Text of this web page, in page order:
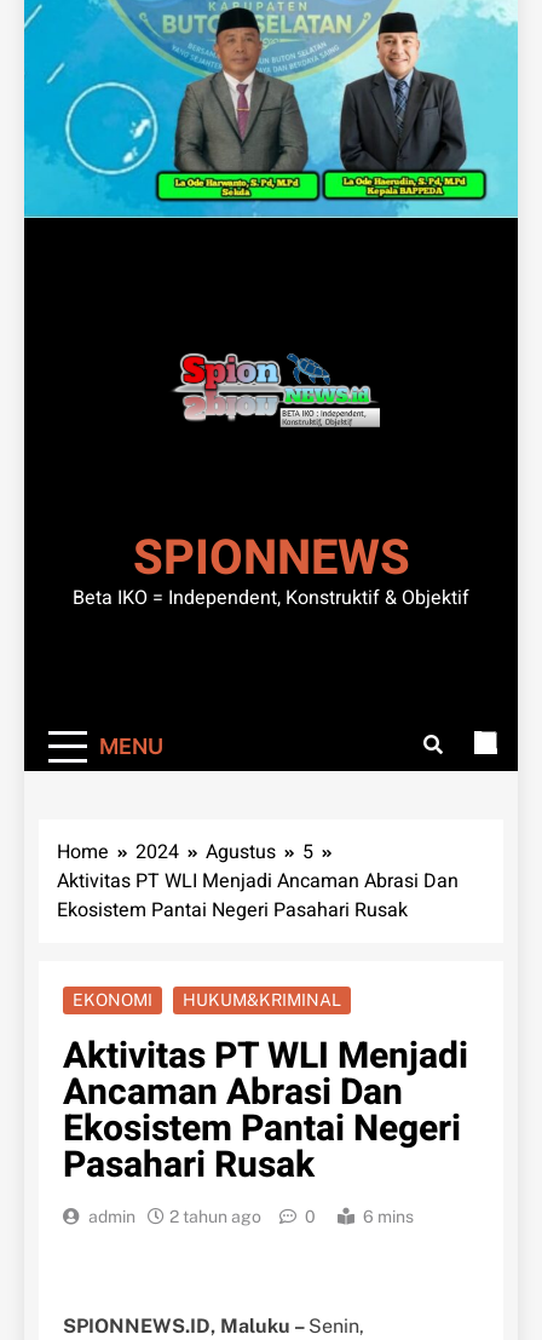
SPIONNEWS
Beta IKO = Independent, Konstruktif & Objektif
MENU
Home 2024 Agustus
5
Aktivitas PT WLI Menjadi Ancaman Abrasi Dan
Ekosistem Pantai Negeri Pasahari Rusak
EKONOMI HUKUM&KRIMINAL
Aktivitas PT WLI Menjadi
Ancaman Abrasi Dan
Ekosistem Pantai Negeri
Pasahari Rusak
admin 2 tahun ago 0 6 mins
SPIONNEWS.ID, Maluku – Senin,